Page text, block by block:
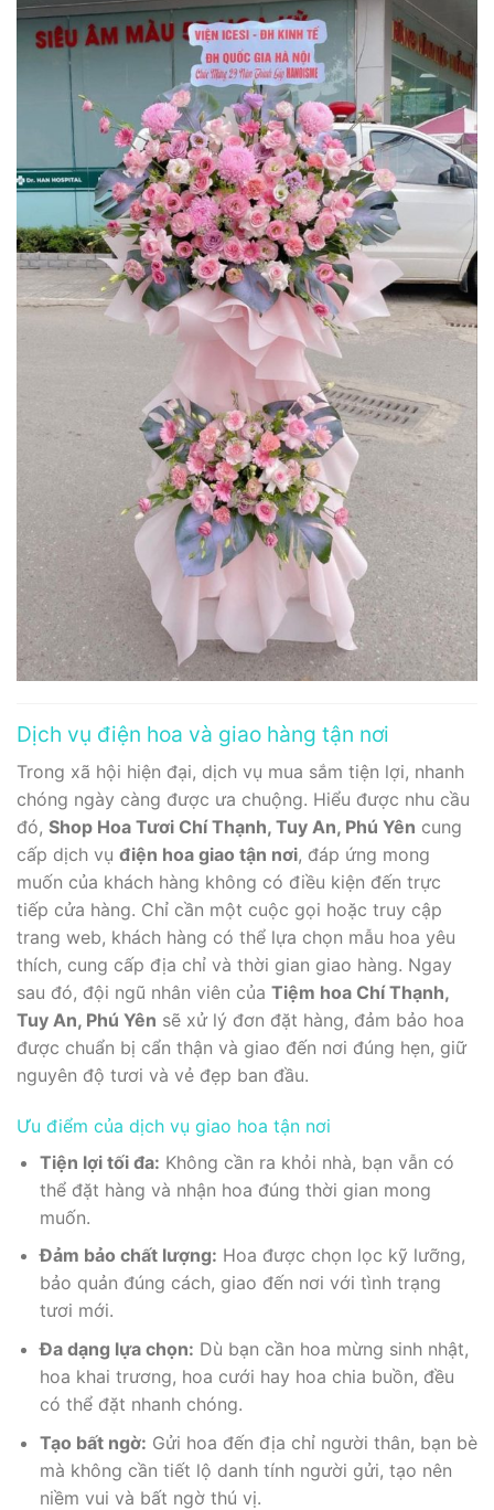
Dịch vụ điện hoa và giao hàng tận nơi
Trong xã hội hiện đại, dịch vụ mua sắm tiện lợi, nhanh
chóng ngày càng được ưa chuộng. Hiểu được nhu cầu
đó, Shop Hoa Tươi Chí Thạnh, Tuy An, Phú Yên cung
cấp dịch vụ điện hoa giao tận nơi, đáp ứng mong
muốn của khách hàng không có điều kiện đến trực
tiếp cửa hàng. Chỉ cần một cuộc gọi hoặc truy cập
trang web, khách hàng có thể lựa chọn mẫu hoa yêu
thích, cung cấp địa chỉ và thời gian giao hàng. Ngay
sau đó, đội ngũ nhân viên của Tiệm hoa Chí Thạnh,
Tuy An, Phú Yên sẽ xử lý đơn đặt hàng, đảm bảo hoa
được chuẩn bị cẩn thận và giao đến nơi đúng hẹn, giữ
nguyên độ tươi và vẻ đẹp ban đầu.
Ưu điểm của dịch vụ giao hoa tận nơi
Tiện lợi tối đa: Không cần ra khỏi nhà, bạn vẫn có
thể đặt hàng và nhận hoa đúng thời gian mong
muốn.
Đảm bảo chất lượng: Hoa được chọn lọc kỹ lưỡng,
bảo quản đúng cách, giao đến nơi với tình trạng
tươi mới.
Đa dạng lựa chọn: Dù bạn cần hoa mừng sinh nhật,
hoa khai trương, hoa cưới hay hoa chia buồn, đều
có thể đặt nhanh chóng.
Tạo bất ngờ: Gửi hoa đến địa chỉ người thân, bạn bè
mà không cần tiết lộ danh tính người gửi, tạo nên
niềm vui và bất ngờ thú vị.